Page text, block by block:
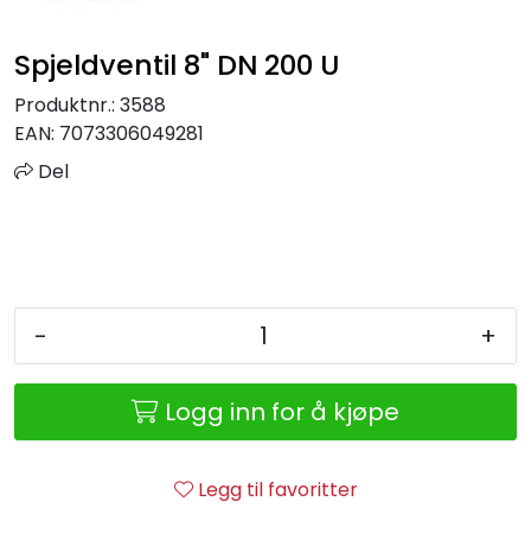
Spjeldventil 8" DN 200 U
Produktnr.: 3588
EAN: 7073306049281
Del
- +
Logg inn for å kjøpe
Legg til favoritter
Varmeanlegg
Outlet
Retur/reklamasjon